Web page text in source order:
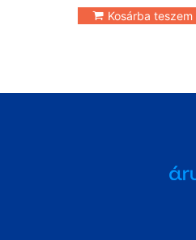
Kosárba teszem